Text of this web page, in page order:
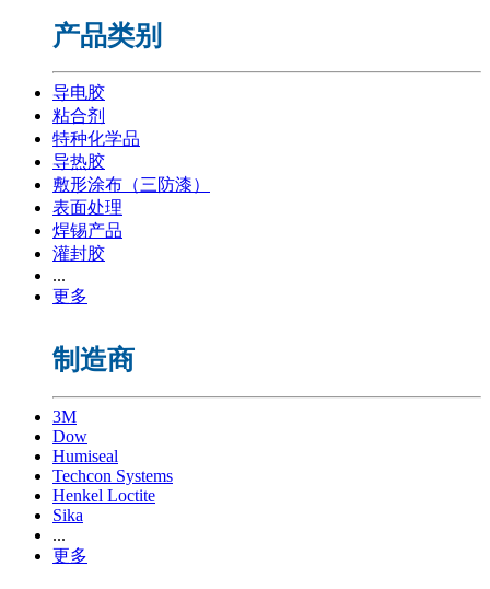
产品类别
导电胶
粘合剂
特种化学品
导热胶
敷形涂布（三防漆）
表面处理
焊锡产品
灌封胶
...
更多
制造商
3M
Dow
Humiseal
Techcon Systems
Henkel Loctite
Sika
...
更多